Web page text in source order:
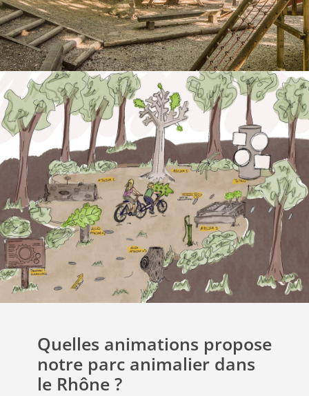
Quelles animations propose
notre parc animalier dans
le Rhône ?